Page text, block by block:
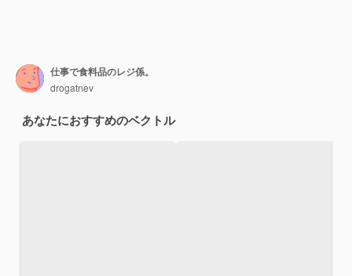
仕事で食料品のレジ係。
drogatnev
あなたにおすすめのベクトル